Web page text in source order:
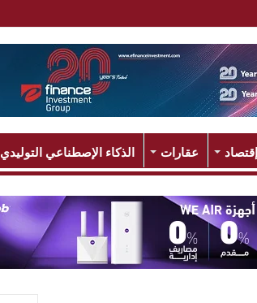
إقتصاد عقارات الذكاء الإصطناعي التوليدي